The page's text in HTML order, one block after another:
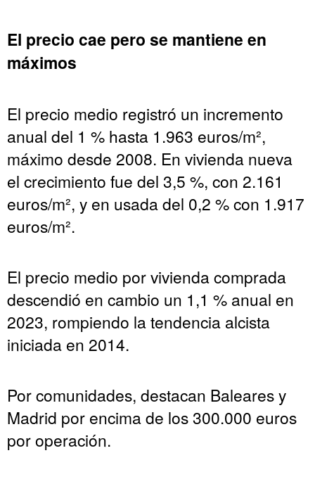
El precio cae pero se mantiene en
máximos
El precio medio registró un incremento
anual del 1 % hasta 1.963 euros/m²,
máximo desde 2008. En vivienda nueva
el crecimiento fue del 3,5 %, con 2.161
euros/m², y en usada del 0,2 % con 1.917
euros/m².
El precio medio por vivienda comprada
descendió en cambio un 1,1 % anual en
2023, rompiendo la tendencia alcista
iniciada en 2014.
Por comunidades, destacan Baleares y
Madrid por encima de los 300.000 euros
por operación.